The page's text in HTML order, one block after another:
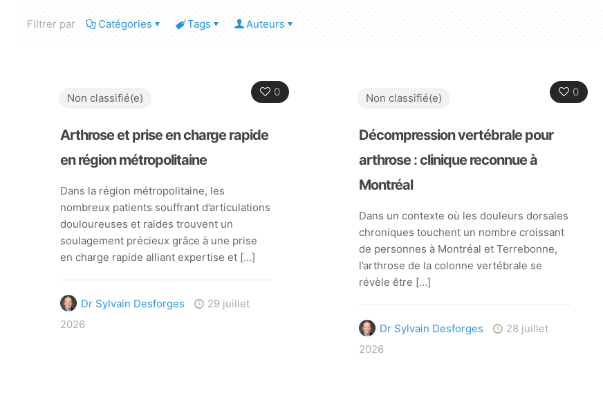
Filtrer par Catégories Tags Auteurs
0
Non classifié(e)
Arthrose et prise en charge rapide
en région métropolitaine
Dans la région métropolitaine, les
nombreux patients souffrant d’articulations
douloureuses et raides trouvent un
soulagement précieux grâce à une prise
en charge rapide alliant expertise et[…]
Dr Sylvain Desforges
29 juillet
2026
0
Non classifié(e)
Décompression vertébrale pour
arthrose : clinique reconnue à
Montréal
Dans un contexte où les douleurs dorsales
chroniques touchent un nombre croissant
de personnes à Montréal et Terrebonne,
l’arthrose de la colonne vertébrale se
révèle être […]
Dr Sylvain Desforges
28 juillet
2026